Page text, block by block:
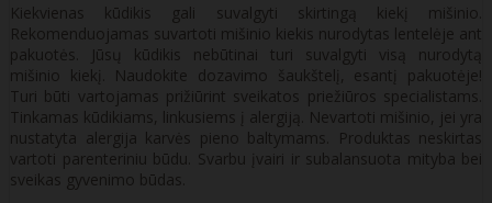
Kiekvienas kūdikis gali suvalgyti skirtingą kiekį mišinio.
Rekomenduojamas suvartoti mišinio kiekis nurodytas lentelėje ant
pakuotės. Jūsų kūdikis nebūtinai turi suvalgyti visą nurodytą
mišinio kiekį. Naudokite dozavimo šaukštelį, esantį pakuotėje!
Turi būti vartojamas prižiūrint sveikatos priežiūros specialistams.
Tinkamas kūdikiams, linkusiems į alergiją. Nevartoti mišinio, jei yra
nustatyta alergija karvės pieno baltymams. Produktas neskirtas
vartoti parenteriniu būdu. Svarbu įvairi ir subalansuota mityba bei
sveikas gyvenimo būdas.